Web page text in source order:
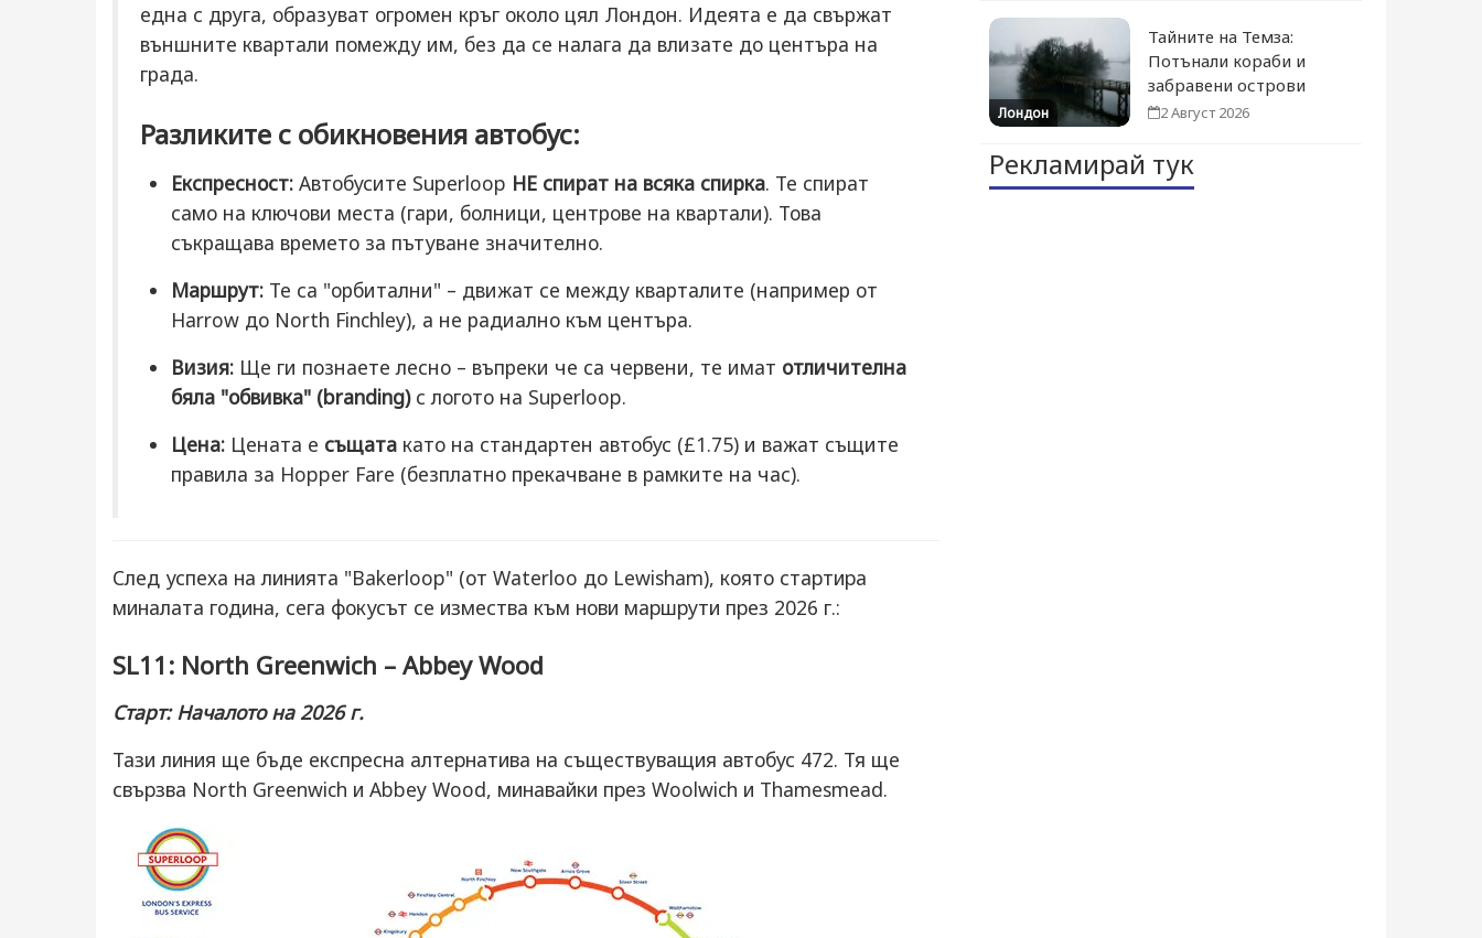
една с друга, образуват огромен кръг около цял Лондон. Идеята е да свържат
външните квартали помежду им, без да се налага да влизате до центъра на
града.
Разликите с обикновения автобус:
Експресност: Автобусите Superloop НЕ спират на всяка спирка. Те спират
само на ключови места (гари, болници, центрове на квартали). Това
съкращава времето за пътуване значително.
Маршрут: Те са "орбитални" – движат се между кварталите (например от
Harrow до North Finchley), а не радиално към центъра.
Визия: Ще ги познаете лесно – въпреки че са червени, те имат отличителна
бяла "обвивка" (branding)с логото на Superloop.
Цена: Цената е същата като на стандартен автобус (£1.75) и важат същите
правила за Hopper Fare (безплатно прекачване в рамките на час).
След успеха на линията "Bakerloop" (от Waterloo до Lewisham), която стартира
миналата година, сега фокусът се измества към нови маршрути през 2026 г.:
SL11: North Greenwich – Abbey Wood
Старт: Началото на 2026 г.
Тази линия ще бъде експресна алтернатива на съществуващия автобус 472. Тя ще
свързва North Greenwich и Abbey Wood, минавайки през Woolwich и Thamesmead.
Лондон
Тайните на Темза:
Потънали кораби и
забравени острови
2 Август 2026
Рекламирай тук